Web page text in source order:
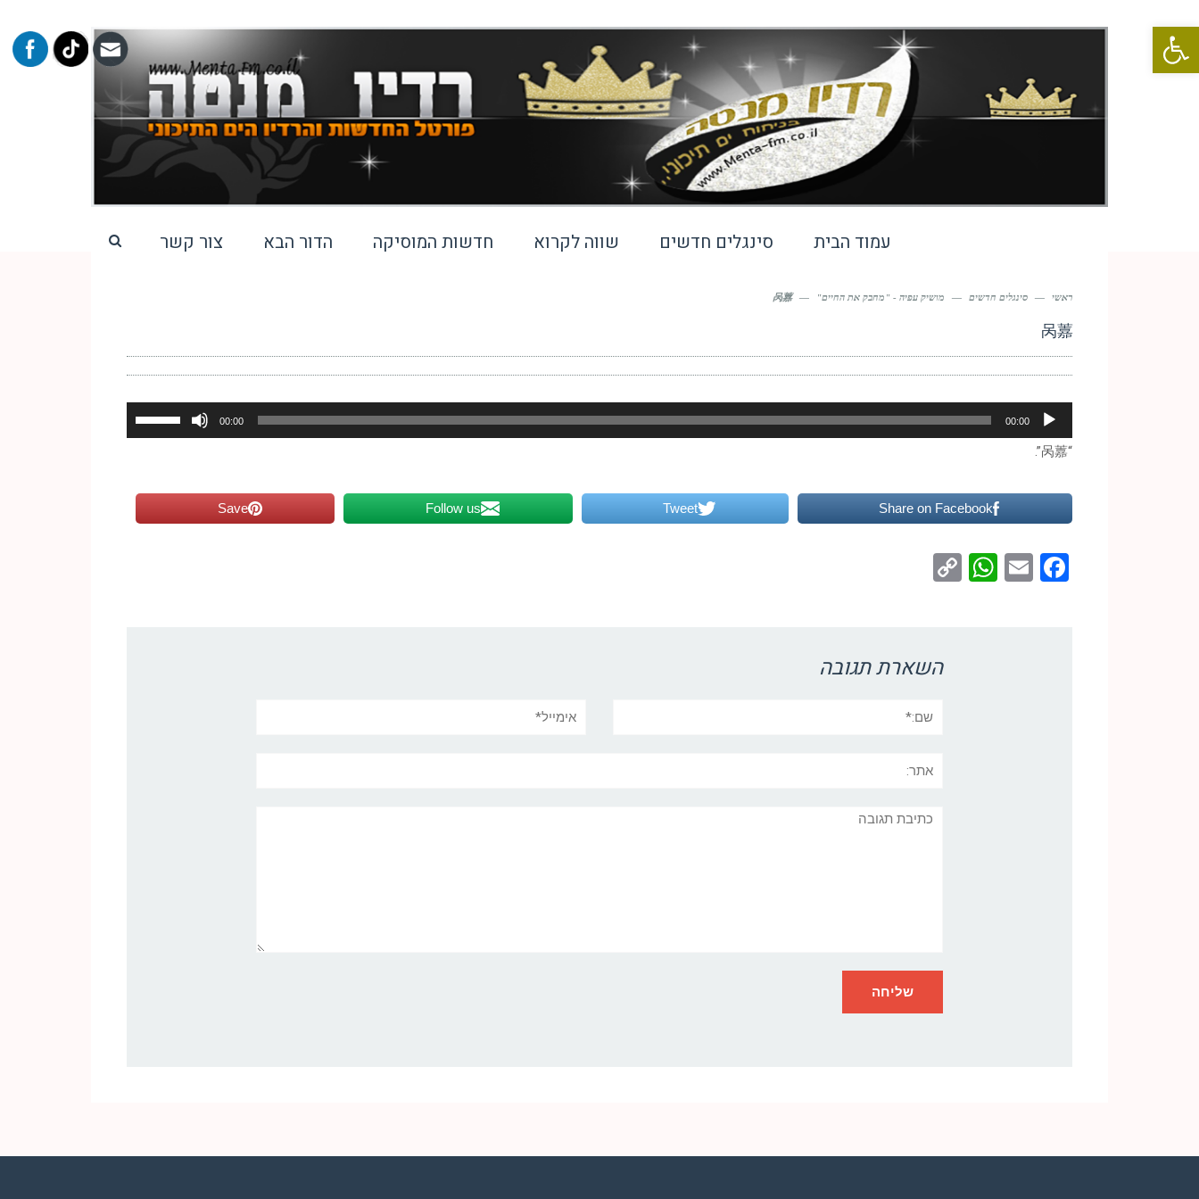
פתח סרגל נגישות
עמוד הבית סינגלים חדשים שווה לקרוא חדשות המוסיקה הדור הבא צור קשר
ראשי — סינגלים חדשים — מושיק עפיה - "מחבק את החיים" —
呙䕒
呙䕒
אודיו
00:00
00:00
השתמש
במקש
כדי
להגביר
“呙䕒”.
Share on Facebook
Tweet
Follow us
Save
Facebook
Email
WhatsApp
השארת תגובה